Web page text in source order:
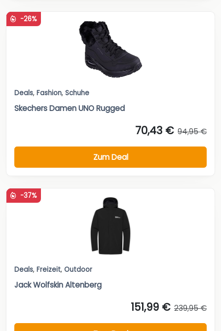
-26%
Deals, Fashion, Schuhe
Skechers Damen UNO Rugged
70,43 € 94,95 €
Zum Deal
-37%
Deals, Freizeit, Outdoor
Jack Wolfskin Altenberg
151,99 € 239,95 €